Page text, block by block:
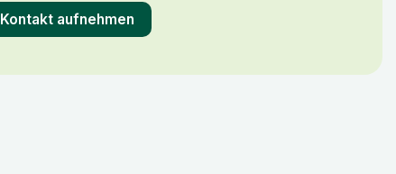
Kontakt aufnehmen